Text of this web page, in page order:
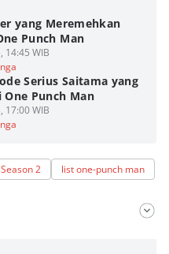
yang Meremehkan
Punch Man
14:45 WIB
Serius Saitama yang
One Punch Man
17:00 WIB
2 list one-punch man